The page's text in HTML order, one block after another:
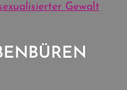
Gewalt